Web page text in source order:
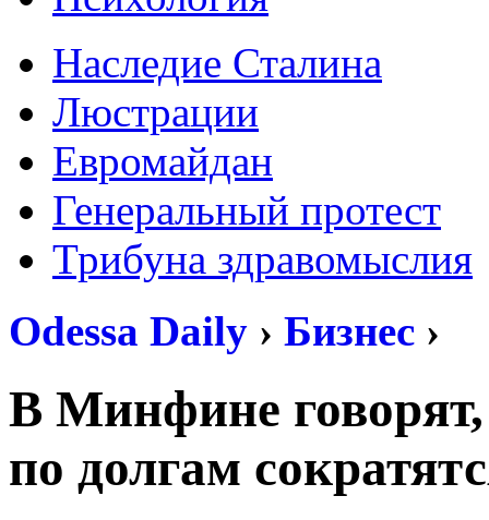
Наследие Сталина
Люстрации
Евромайдан
Генеральный протест
Трибуна здравомыслия
Odessa Daily › Бизнес ›
В Минфине говорят,
по долгам